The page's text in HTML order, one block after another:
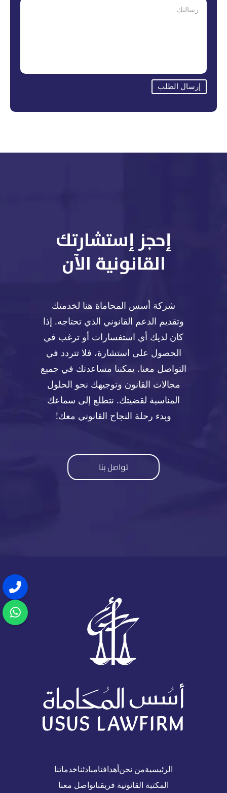
إرسال الطلب
إحجز إستشارتك
القانونية الآن
شركة أسس المحاماة هنا لخدمتك
وتقديم الدعم القانوني الذي تحتاجه. إذا
كان لديك أي استفسارات أو ترغب في
الحصول على استشارة، فلا تتردد في
التواصل معنا. يمكننا مساعدتك في جميع
مجالات القانون وتوجيهك نحو الحلول
المناسبة لقضيتك. نتطلع إلى سماعك
وبدء رحلة النجاح القانوني معك!
تواصل بنا
الرئيسيةمن نحنأهدافنامبادئناخدماتنا
المكتبة القانونية فريقناتواصل معنا